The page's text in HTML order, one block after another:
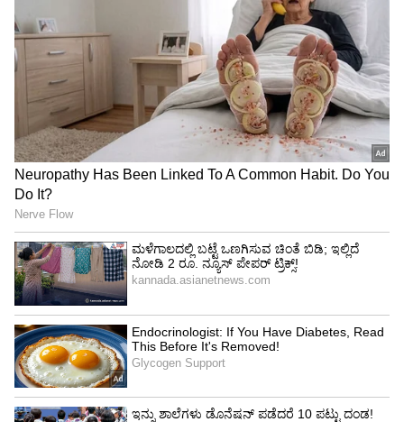
ಜಾಹೀರಾತನ್ನು ನೋಡಿದ ನಂತರ , ರಶ್ಮಿಕಾ ಅವರ
ಅಭಿಮಾನಿಗಳು ತಮ್ಮ ಪ್ರೀತಿಯ ನಟಿಯನ್ನು ಬಾಲಿವುಡ್ ರಾಜ
ಶಾರುಖ್ ಖಾನ್ ಜೊತೆಗೆ ನೋಡಲು ಸಖತ್‌
ಉತುಕ್ಸರಾಗಿದ್ದಾರೆ.
5
7
ಬಾಲಿವುಡ್ ಕಿಂಗ್ ಶಾರುಖ್ ಖಾನ್ ಇಬ್ಬರೂ ಒಟ್ಟಿಗೆ